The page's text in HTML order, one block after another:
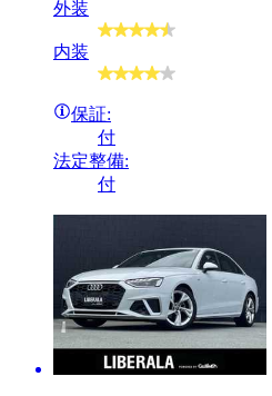
外装
内装
保証:
付
法定整備:
付